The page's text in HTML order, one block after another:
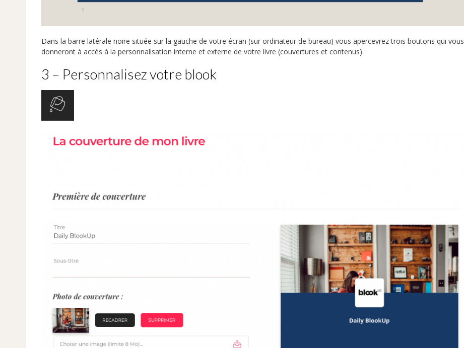
Dans la barre latérale noire située sur la gauche de votre écran (sur ordinateur de bureau) vous apercevrez trois boutons qui vous
donneront à accès à la personnalisation interne et externe de votre livre (couvertures et contenus).
3 – Personnalisez votre blook